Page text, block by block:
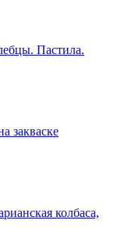
Пастила.
закваске
колбаса,